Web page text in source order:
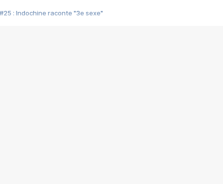
#25 : Indochine raconte "3e sexe"